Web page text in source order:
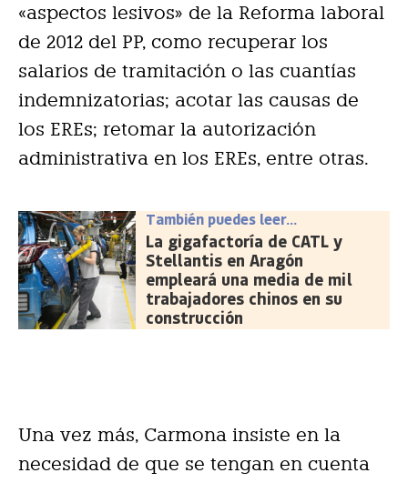
«aspectos lesivos» de la Reforma laboral
de 2012 del PP, como recuperar los
salarios de tramitación o las cuantías
indemnizatorias; acotar las causas de
los EREs; retomar la autorización
administrativa en los EREs, entre otras.
También puedes leer...
La gigafactoría de CATL y
Stellantis en Aragón
empleará una media de mil
trabajadores chinos en su
construcción
Una vez más, Carmona insiste en la
necesidad de que se tengan en cuenta